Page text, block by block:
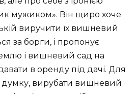
мужиком». Він щиро хоче
виручити їх вишневий
за борги, і пропонує
і вишневий сад на
в оренду під дачі. Для
думку, вирубати вишневий